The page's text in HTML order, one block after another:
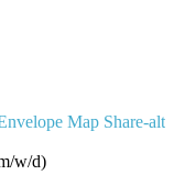
Map Share-alt
w/d)